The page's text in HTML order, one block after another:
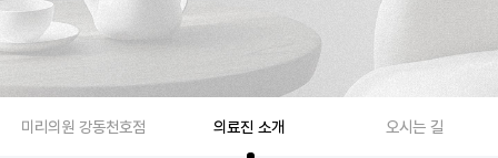
미리의원 강동천호점 의료진 소개 오시는 길